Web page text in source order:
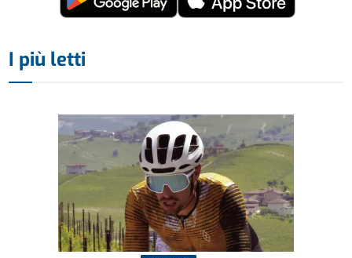
I più letti